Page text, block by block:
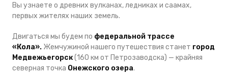
Вы узнаете о древних вулканах, ледниках и саамах,
первых жителях наших земель.
Двигаться мы будем по федеральной трассе
«Кола». Жемчужиной нашего путешествия станет город
Медвежьегорск(160 км от Петрозаводска) — крайняя
северная точка Онежского озера.